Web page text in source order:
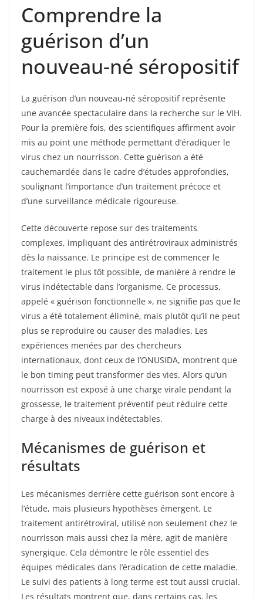
Comprendre la
guérison d’un
nouveau-né séropositif
La guérison d’un nouveau-né séropositif représente
une avancée spectaculaire dans la recherche sur le VIH.
Pour la première fois, des scientifiques affirment avoir
mis au point une méthode permettant d’éradiquer le
virus chez un nourrisson. Cette guérison a été
cauchemardée dans le cadre d’études approfondies,
soulignant l’importance d’un traitement précoce et
d’une surveillance médicale rigoureuse.
Cette découverte repose sur des traitements
complexes, impliquant des antirétroviraux administrés
dès la naissance. Le principe est de commencer le
traitement le plus tôt possible, de manière à rendre le
virus indétectable dans l’organisme. Ce processus,
appelé « guérison fonctionnelle », ne signifie pas que le
virus a été totalement éliminé, mais plutôt qu’il ne peut
plus se reproduire ou causer des maladies. Les
expériences menées par des chercheurs
internationaux, dont ceux de l’ONUSIDA, montrent que
le bon timing peut transformer des vies. Alors qu’un
nourrisson est exposé à une charge virale pendant la
grossesse, le traitement préventif peut réduire cette
charge à des niveaux indétectables.
Mécanismes de guérison et
résultats
Les mécanismes derrière cette guérison sont encore à
l’étude, mais plusieurs hypothèses émergent. Le
traitement antirétroviral, utilisé non seulement chez le
nourrisson mais aussi chez la mère, agit de manière
synergique. Cela démontre le rôle essentiel des
équipes médicales dans l’éradication de cette maladie.
Le suivi des patients à long terme est tout aussi crucial.
Les résultats montrent que, dans certains cas, les